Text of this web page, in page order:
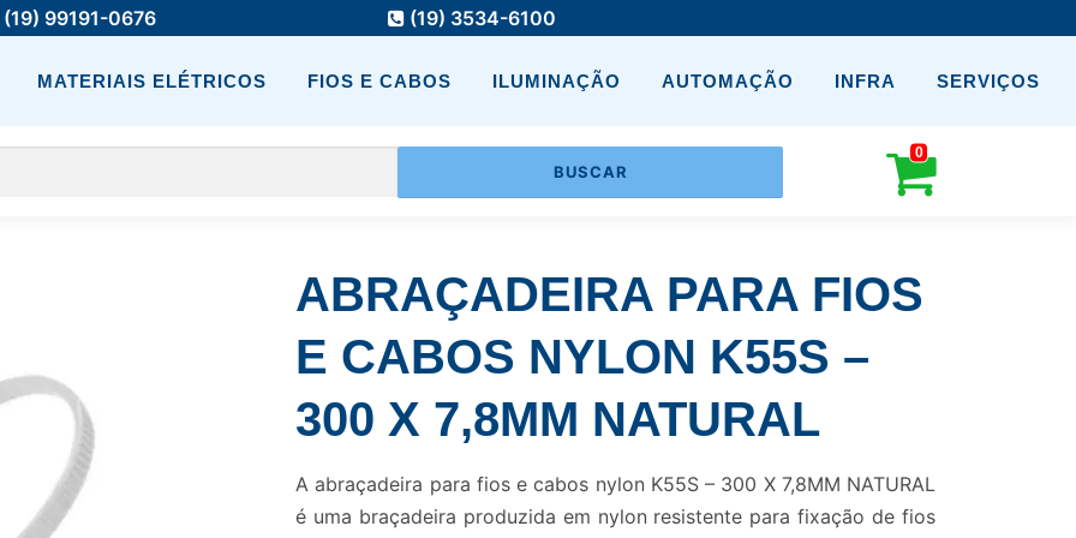
(19) 99191-0676 (19) 3534-6100
MATERIAIS ELÉTRICOS FIOS E CABOS ILUMINAÇÃO AUTOMAÇÃO INFRA SERVIÇOS
0
ABRAÇADEIRA PARA FIOS
E CABOS NYLON K55S –
300 X 7,8MM NATURAL
A abraçadeira para fios e cabos nylon K55S – 300 X 7,8MM NATURAL
é uma braçadeira produzida em nylon resistente para fixação de fios